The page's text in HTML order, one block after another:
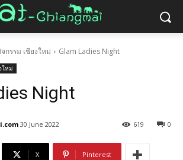
กรรม เชียงใหม่ Glam Ladies Night
ใหม่
Night
30 June 2022 0
619
X Pinterest